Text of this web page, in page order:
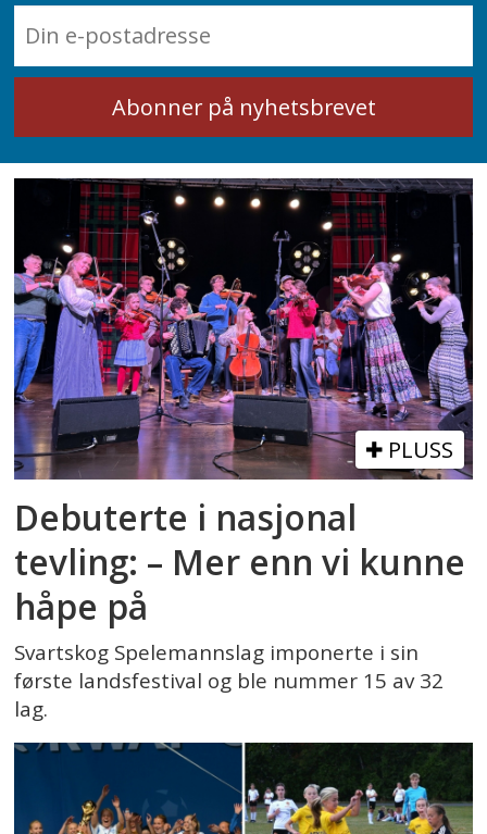
PLUSS
Debuterte i nasjonal
tevling: – Mer enn vi kunne
håpe på
Svartskog Spelemannslag imponerte i sin
første landsfestival og ble nummer 15 av 32
lag.